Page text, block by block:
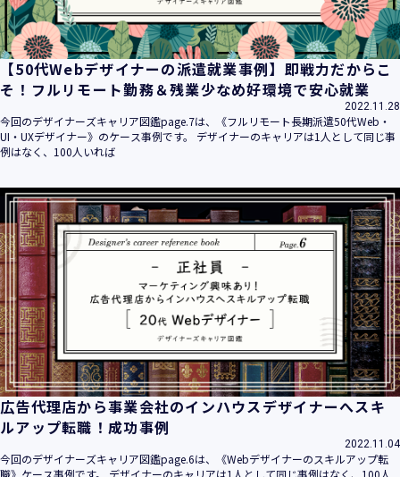
【50代Webデザイナーの派遣就業事例】即戦力だからこ
そ！フルリモート勤務＆残業少なめ好環境で安心就業
2022.11.28
今回のデザイナーズキャリア図鑑page.7は、《フルリモート長期派遣50代Web・
UI・UXデザイナー》のケース事例です。 デザイナーのキャリアは1人として同じ事
例はなく、100人いれば
広告代理店から事業会社のインハウスデザイナーへスキ
ルアップ転職！成功事例
2022.11.04
今回のデザイナーズキャリア図鑑page.6は、《Webデザイナーのスキルアップ転
職》ケース事例です。 デザイナーのキャリアは1人として同じ事例はなく、100人